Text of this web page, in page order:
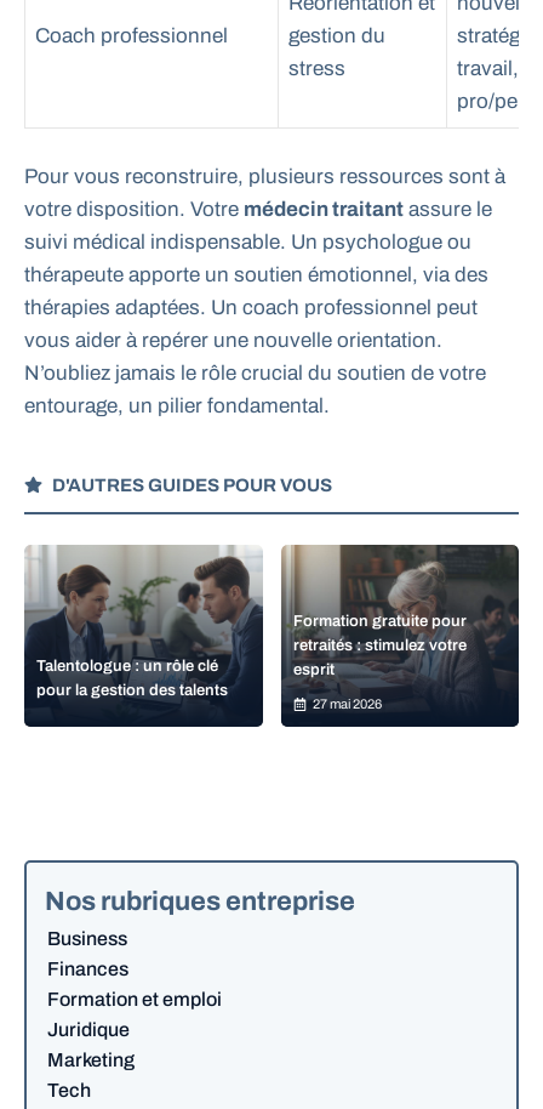
Coach professionnel
gestion du
stress
travail,
pro/
Pour vous reconstruire, plusieurs ressources sont à
votre disposition. Votre médecin traitant assure le
suivi médical indispensable. Un psychologue ou
thérapeute apporte un soutien émotionnel, via des
thérapies adaptées. Un coach professionnel peut
vous aider à repérer une nouvelle orientation.
N’oubliez jamais le rôle crucial du soutien de votre
entourage, un pilier fondamental.
D'AUTRES GUIDES POUR VOUS
Talentologue : un rôle clé
pour la gestion des talents
Formation gratuite pour
retraités : stimulez votre
esprit
27 mai 2026
Nos rubriques entreprise
Business
Finances
Formation et emploi
Juridique
Marketing
Tech